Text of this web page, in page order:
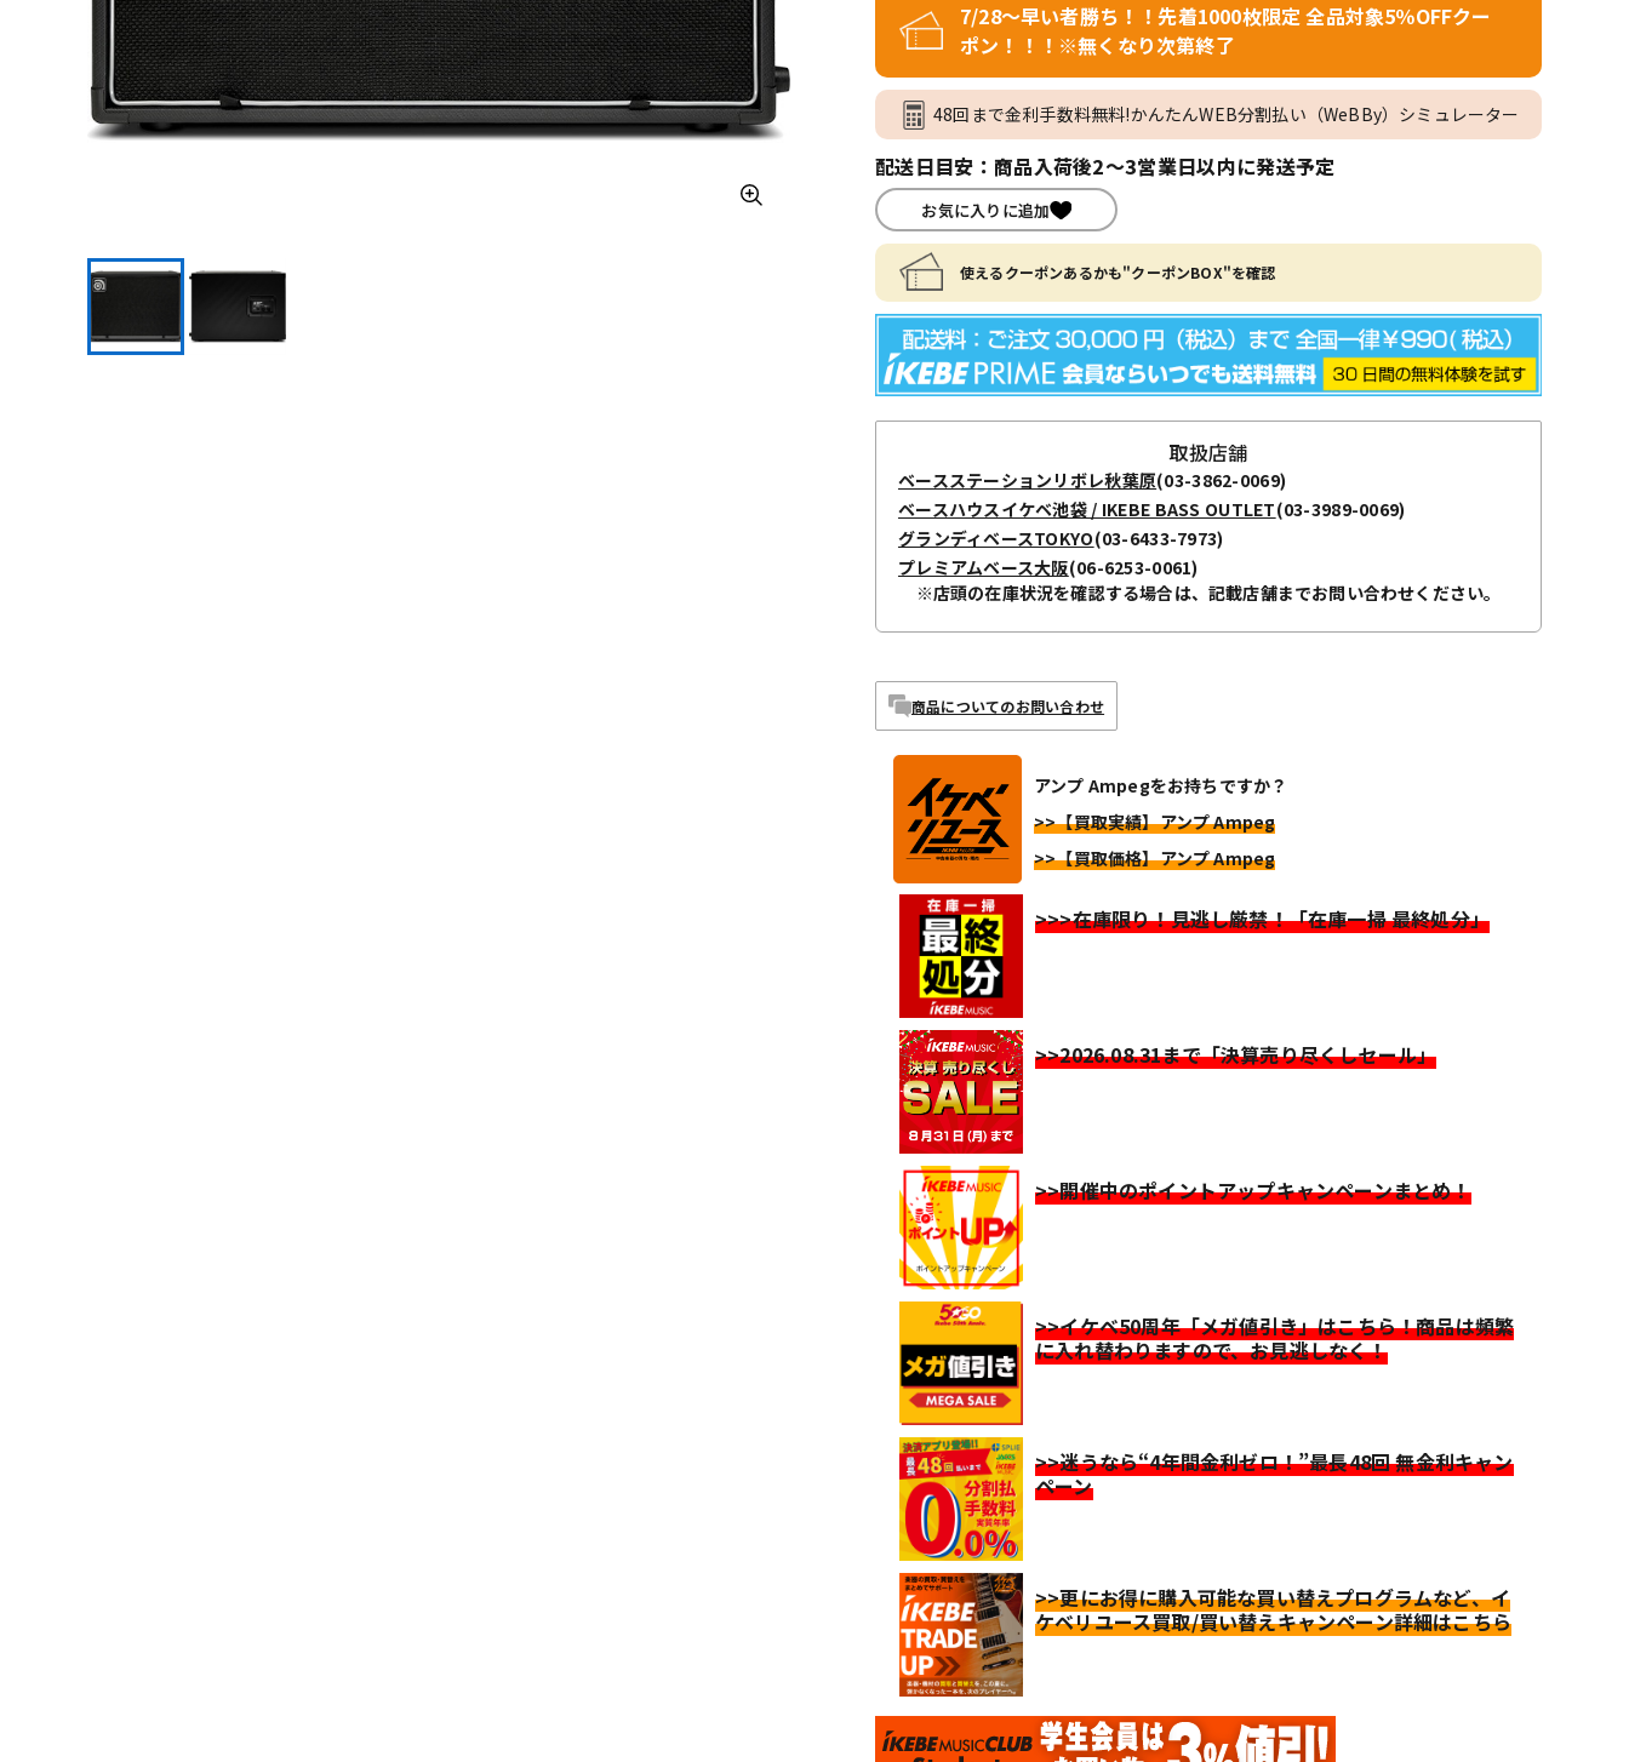
7/28～早い者勝ち！！先着1000枚限定 全品対象5％OFFクー
ポン！！！※無くなり次第終了
48回まで金利手数料無料!かんたんWEB分割払い（WeBBy）シミュレーター
配送日目安：商品入荷後2～3営業日以内に発送予定
お気に入りに追加
使えるクーポンあるかも"クーポンBOX"を確認
取扱店舗
ベースステーションリボレ秋葉原(03-3862-0069)
ベースハウスイケベ池袋 / IKEBE BASS OUTLET(03-3989-0069)
グランディベースTOKYO(03-6433-7973)
プレミアムベース大阪(06-6253-0061)
※店頭の在庫状況を確認する場合は、記載店舗までお問い合わせください。
商品についてのお問い合わせ
アンプ Ampegをお持ちですか？
>>【買取実績】アンプ Ampeg
>>【買取価格】アンプ Ampeg
>>>在庫限り！見逃し厳禁！「在庫一掃 最終処分」
>>2026.08.31まで「決算売り尽くしセール」
>>開催中のポイントアップキャンペーンまとめ！
>>イケベ50周年「メガ値引き」はこちら！商品は頻繁
に入れ替わりますので、お見逃しなく！
>>迷うなら“4年間金利ゼロ！”最長48回 無金利キャン
ペーン
>>更にお得に購入可能な買い替えプログラムなど、イ
ケベリユース買取/買い替えキャンペーン詳細はこちら